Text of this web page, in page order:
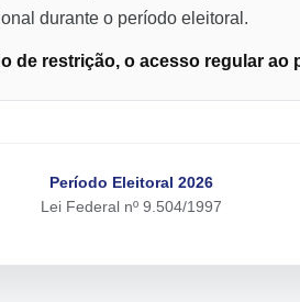
durante o período eleitoral.
de restrição, o acesso regular ao
Período Eleitoral 2026
Lei Federal nº 9.504/1997